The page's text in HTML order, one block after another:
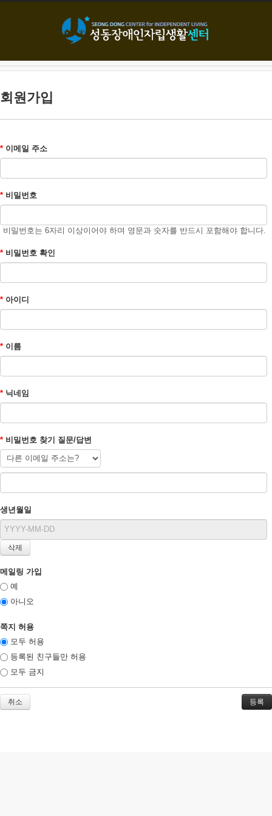
회원가입
* 이메일 주소
* 비밀번호
비밀번호는 6자리 이상이어야 하며 영문과 숫자를 반드시 포함해야 합니다.
* 비밀번호 확인
* 아이디
* 이름
* 닉네임
* 비밀번호 찾기 질문/답변
생년월일
메일링 가입
예
아니오
쪽지 허용
모두 허용
등록된 친구들만 허용
모두 금지
취소